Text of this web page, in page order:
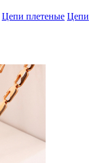
Цепи плетеные Цепи